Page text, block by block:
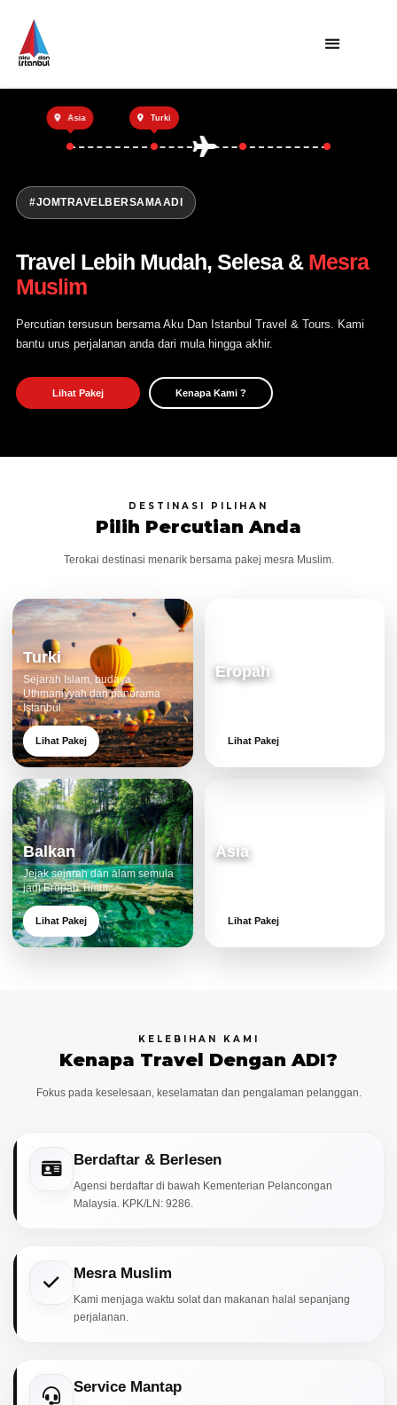
Utama
Private Trip
Open Trip
Tentang Kami
Hubungi Kami
Asia Turki
#JOMTRAVELBERSAMAADI
Travel Lebih Mudah, Selesa & Mesra
Muslim
Percutian tersusun bersama Aku Dan Istanbul Travel & Tours. Kami
bantu urus perjalanan anda dari mula hingga akhir.
Lihat Pakej Kenapa Kami ?
DESTINASI PILIHAN
Pilih Percutian Anda
Terokai destinasi menarik bersama pakej mesra Muslim.
Turki
Sejarah Islam, budaya
Uthmaniyyah dan panorama
Istanbul.
Lihat Pakej
Eropah
Lihat Pakej
Balkan
Jejak sejarah dan alam semula
jadi Eropah Timur.
Lihat Pakej
Asia
Lihat Pakej
KELEBIHAN KAMI
Kenapa Travel Dengan ADI?
Fokus pada keselesaan, keselamatan dan pengalaman pelanggan.
Berdaftar & Berlesen
Agensi berdaftar di bawah Kementerian Pelancongan
Malaysia. KPK/LN: 9286.
Mesra Muslim
Kami menjaga waktu solat dan makanan halal sepanjang
perjalanan.
Service Mantap